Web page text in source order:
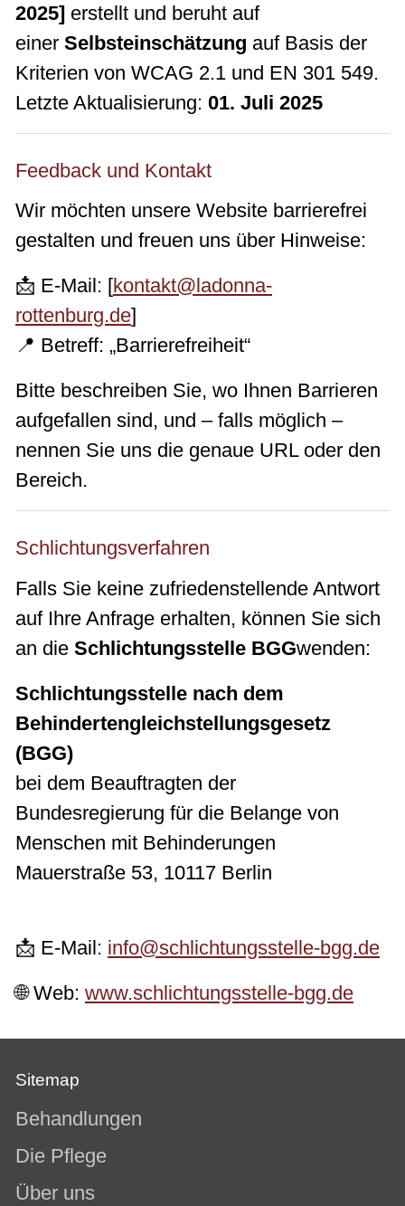
2025] erstellt und beruht auf
einer Selbsteinschätzung auf Basis der
Kriterien von WCAG 2.1 und EN 301 549.
Letzte Aktualisierung: 01. Juli 2025
Feedback und Kontakt
Wir möchten unsere Website barrierefrei
gestalten und freuen uns über Hinweise:
📩 E-Mail: [kontakt@ladonna-
rottenburg.de]
📍 Betreff: „Barrierefreiheit“
Bitte beschreiben Sie, wo Ihnen Barrieren
aufgefallen sind, und – falls möglich –
nennen Sie uns die genaue URL oder den
Bereich.
Schlichtungsverfahren
Falls Sie keine zufriedenstellende Antwort
auf Ihre Anfrage erhalten, können Sie sich
an die Schlichtungsstelle BGGwenden:
Schlichtungsstelle nach dem
Behindertengleichstellungsgesetz
(BGG)
bei dem Beauftragten der
Bundesregierung für die Belange von
Menschen mit Behinderungen
Mauerstraße 53, 10117 Berlin
📩 E-Mail: info@schlichtungsstelle-bgg.de
🌐 Web: www.schlichtungsstelle-bgg.de
Sitemap
Behandlungen
Die Pflege
Über uns